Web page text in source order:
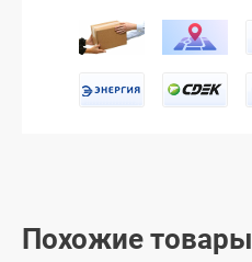
Похожие товары